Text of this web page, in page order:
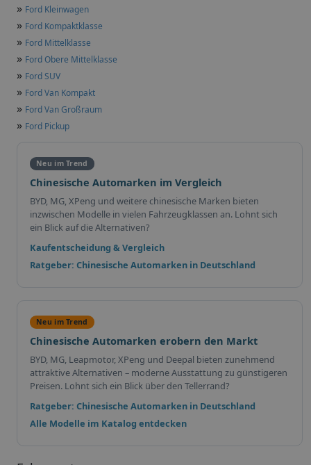
» Ford Kleinwagen
» Ford Kompaktklasse
» Ford Mittelklasse
» Ford Obere Mittelklasse
» Ford SUV
» Ford Van Kompakt
» Ford Van Großraum
» Ford Pickup
Neu im Trend
Chinesische Automarken im Vergleich
BYD, MG, XPeng und weitere chinesische Marken bieten
inzwischen Modelle in vielen Fahrzeugklassen an. Lohnt sich
ein Blick auf die Alternativen?
Kaufentscheidung & Vergleich
Ratgeber: Chinesische Automarken in Deutschland
Neu im Trend
Chinesische Automarken erobern den Markt
BYD, MG, Leapmotor, XPeng und Deepal bieten zunehmend
attraktive Alternativen – moderne Ausstattung zu günstigeren
Preisen. Lohnt sich ein Blick über den Tellerrand?
Ratgeber: Chinesische Automarken in Deutschland
Alle Modelle im Katalog entdecken